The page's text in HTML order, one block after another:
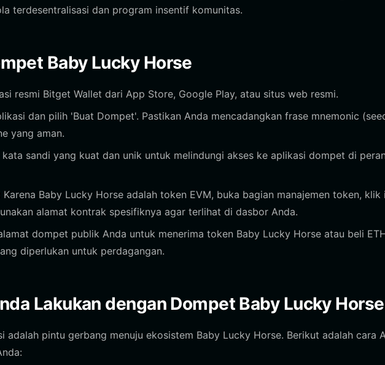
terdesentralisasi dan program insentif komunitas.
Baby Lucky Horse
resmi Bitget Wallet dari App Store, Google Play, atau situs web resmi.
dan pilih 'Buat Dompet'. Pastikan Anda mencadangkan frase mnemonic
yang aman.
kata sandi yang kuat dan unik untuk melindungi akses ke aplikasi dompet di
Karena Baby Lucky Horse adalah token EVM, buka bagian manajemen token, klik
alamat kontrak spesifiknya agar terlihat di dasbor Anda.
dompet publik Anda untuk menerima token Baby Lucky Horse atau beli
diperlukan untuk perdagangan.
Lakukan dengan Dompet Baby Lucky
pintu gerbang menuju ekosistem Baby Lucky Horse. Berikut adalah cara